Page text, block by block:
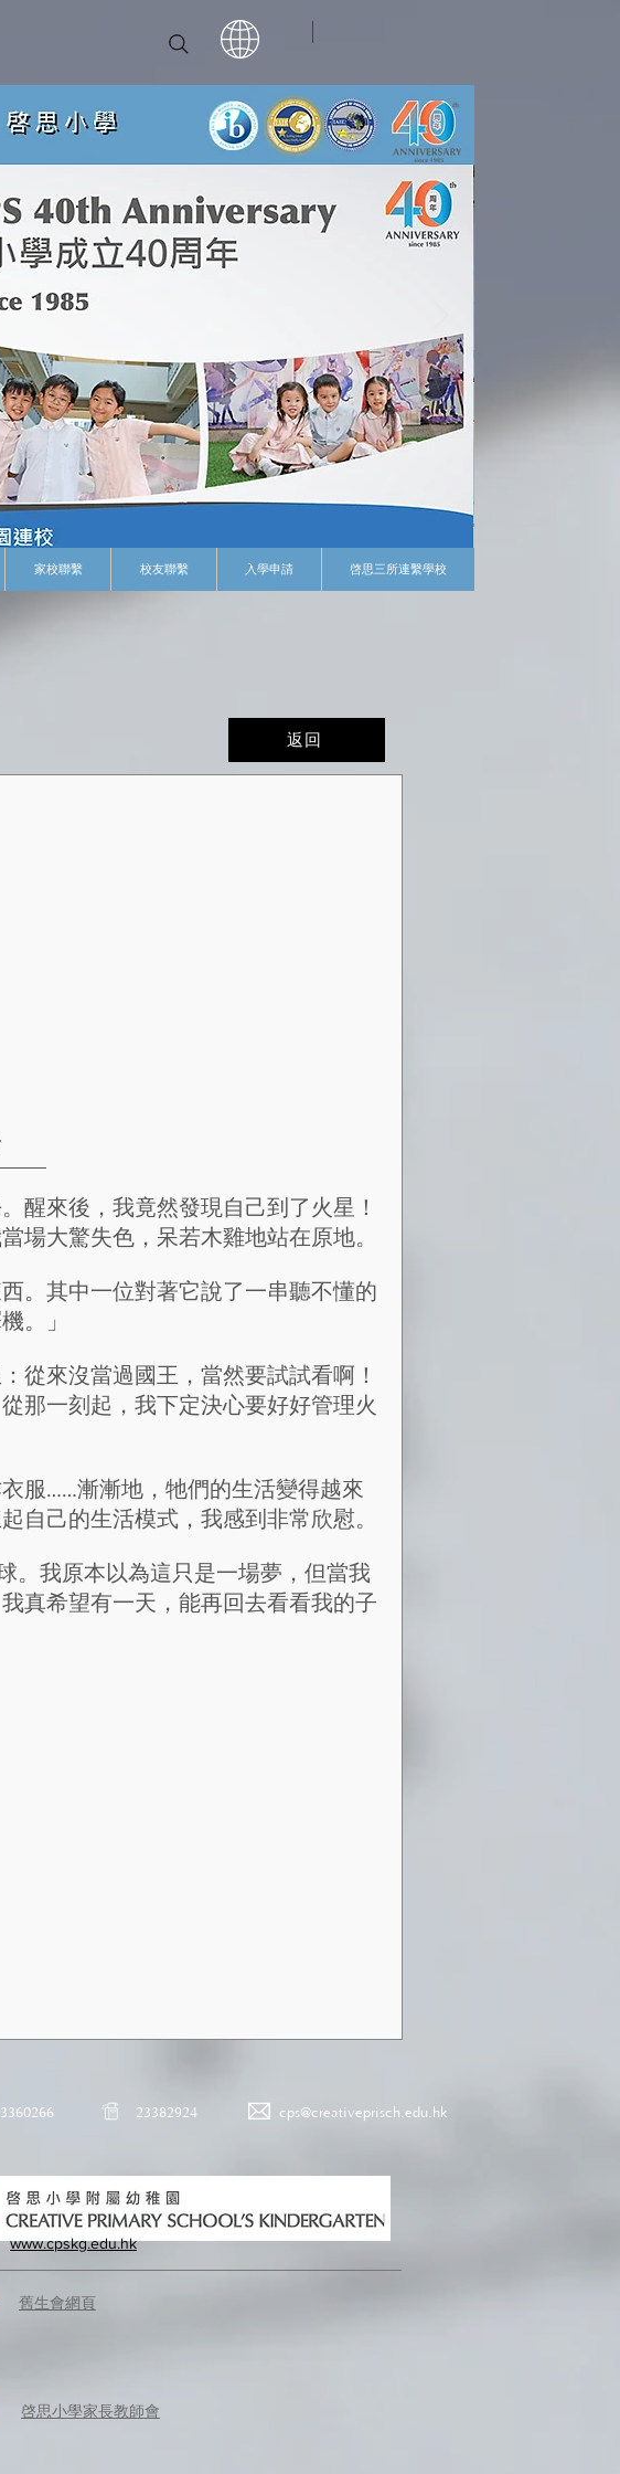
家校聯繫 校友聯繫 入學申請 啓思三所連繫學校
返回
醒來後，我竟然發現自己到了火星！
場大驚失色，呆若木雞地站在原地。
。其中一位對著它說了一串聽不懂的
。」
從來沒當過國王，當然要試試看啊！
那一刻起，我下定決心要好好管理火
服……漸漸地，牠們的生活變得越來
自己的生活模式，我感到非常欣慰。
我原本以為這只是一場夢，但當我
真希望有一天，能再回去看看我的子
23382924 cps@creativeprisch.edu.hk
www.cpskg.edu.hk
​舊生會網頁
​啓思小學家長教師會